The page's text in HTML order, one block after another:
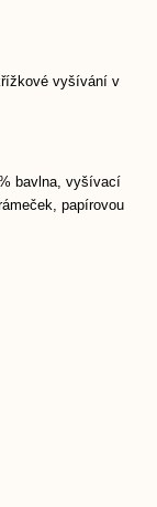
vyšívání v
bavlna, vyšívací
papírovou